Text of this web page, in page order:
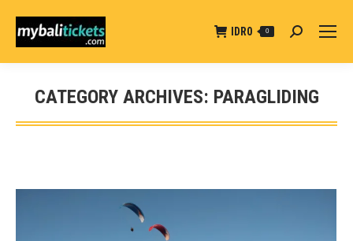
IDR0 0 Search:
CATEGORY ARCHIVES: PARAGLIDING
You are here: